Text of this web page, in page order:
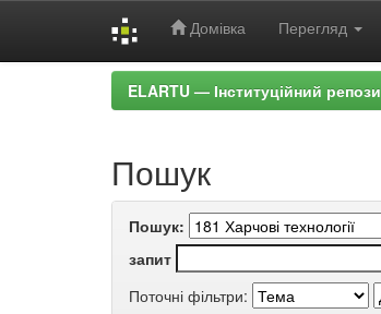
Домівка Перегляд
ELARTU — Інституційний
Пошук
Пошук:
запит
Поточні фільтри: